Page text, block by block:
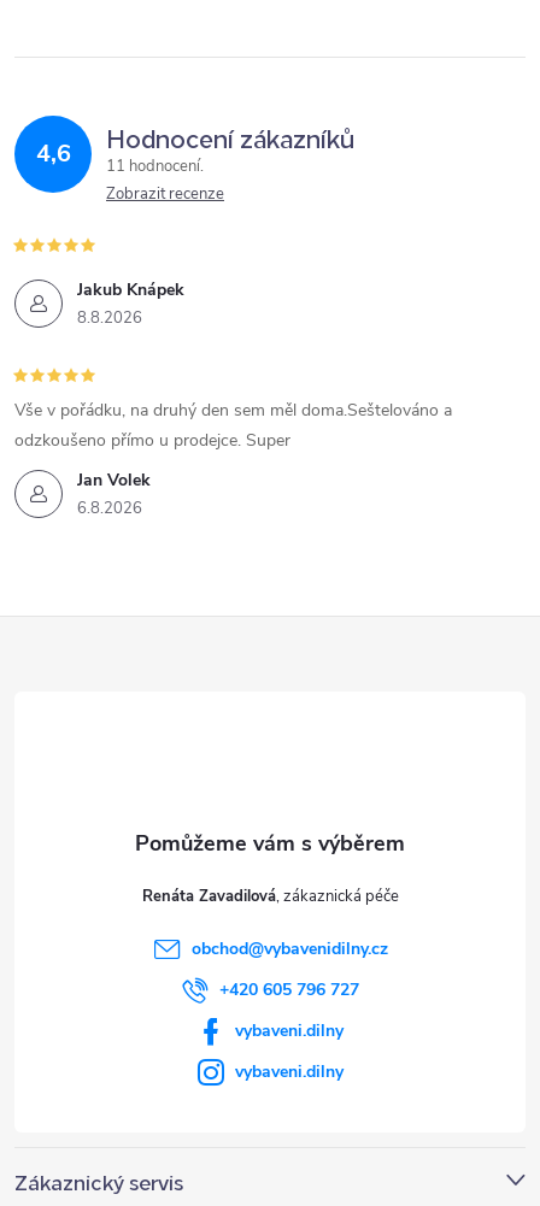
4,6 Hodnocení zákazníků
11 hodnocení
Zobrazit recenze
Jakub Knápek
8.8.2026
Jan Volek
6.8.2026
Vše v pořádku, na druhý den sem měl doma.Seštelováno a
odzkoušeno přímo u prodejce. Super
Zákaznický servis
Renáta Zavadilová
obchod@vybavenidilny.cz
+420 605 796 727
vybaveni.dilny
vybaveni.dilny